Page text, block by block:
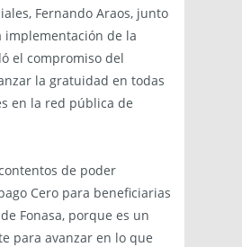
Fernando Araos, junto
implementación de la
el compromiso del
la gratuidad en todas
en la red pública de
de poder
Cero para beneficiarias
Fonasa, porque es un
para avanzar en lo que